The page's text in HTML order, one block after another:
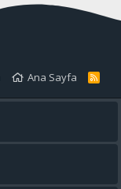
Ana Sayfa
R
S